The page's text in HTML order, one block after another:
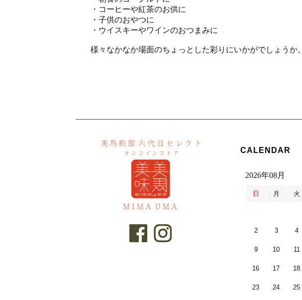
・コーヒーや紅茶のお供に
・子供のおやつに
・ウイスキーやワインのおつまみに
様々なかなか場面のちょっとした彩りにいかがでしょうか。
CALENDAR
2026年08月
日 月 火
2 3 4
9 10 11
16 17 18
23 24 25